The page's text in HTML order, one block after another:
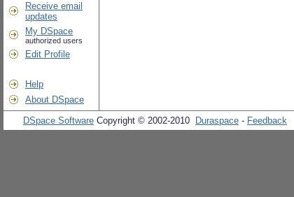
Receive email
updates
My DSpace
authorized users
Edit Profile
Help
About DSpace
DSpace Software Copyright © 2002-2010 Duraspace - Feedback